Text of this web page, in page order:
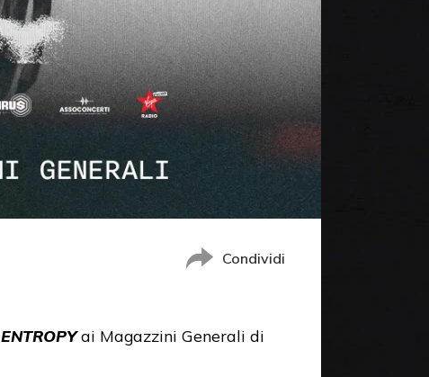
Condividi
ENTROPYai Magazzini Generali di